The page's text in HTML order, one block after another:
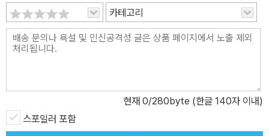
카테고리
현재 0/280byte (한글 140자 이내)
스포일러 포함